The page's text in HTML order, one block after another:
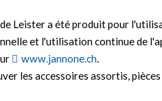
Leister a été produit pour
et l'utilisation continue de
www.jannone.ch.
les accessoires assortis,